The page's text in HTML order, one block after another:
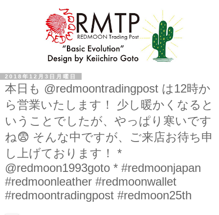
2018年12月3日月曜日
本日も @redmoontradingpost は12時か
ら営業いたします！ 少し暖かくなると
いうことでしたが、やっぱり寒いです
ね😨 そんな中ですが、ご来店お待ち申
し上げております！ *
@redmoon1993goto * #redmoonjapan
#redmoonleather #redmoonwallet
#redmoontradingpost #redmoon25th